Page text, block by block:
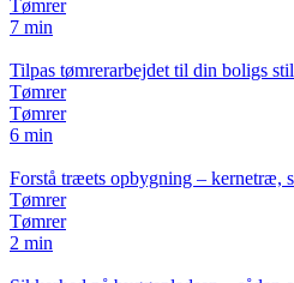
Tømrer
7 min
Tilpas tømrerarbejdet til din boligs
Tømrer
Tømrer
6 min
Forstå træets opbygning – kernetræ,
Tømrer
Tømrer
2 min